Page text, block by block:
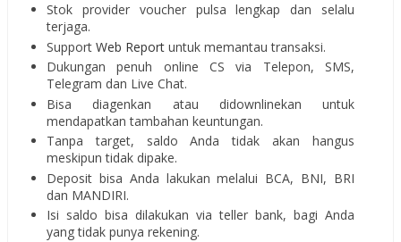
Stok provider voucher pulsa lengkap dan selalu
terjaga.
Support Web Report untuk memantau transaksi.
Dukungan penuh online CS via Telepon, SMS,
Telegram dan Live Chat.
Bisa diagenkan atau didownlinekan untuk
mendapatkan tambahan keuntungan.
Tanpa target, saldo Anda tidak akan hangus
meskipun tidak dipake.
Deposit bisa Anda lakukan melalui BCA, BNI, BRI
dan MANDIRI.
Isi saldo bisa dilakukan via teller bank, bagi Anda
yang tidak punya rekening.